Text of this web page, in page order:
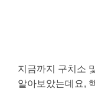
지금까지 구치소
알아보았는데요,